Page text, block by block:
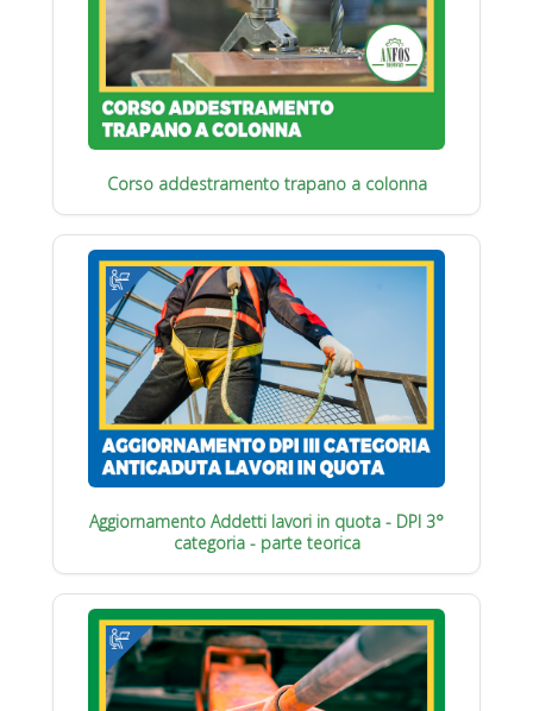
Corso addestramento trapano a colonna
Aggiornamento Addetti lavori in quota - DPI 3°
categoria - parte teorica